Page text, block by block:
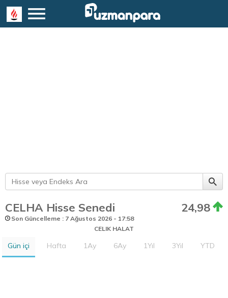
CELHA Hisse Senedi 24,98
Son Güncelleme : 7 Ağustos 2026 - 17:58
CELIK HALAT
Gün içi Hafta 1Ay 6Ay 1Yıl 3Yıl YTD